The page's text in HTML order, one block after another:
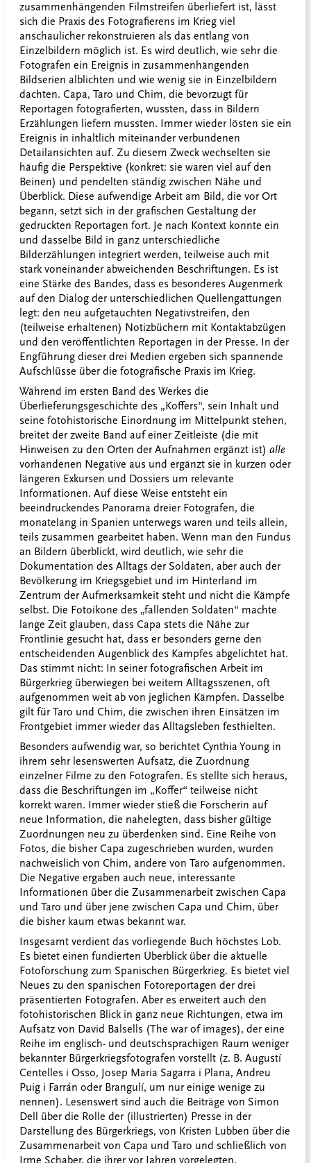
zusammenhängenden Filmstreifen überliefert ist, lässt
sich die Praxis des Fotografierens im Krieg viel
anschaulicher rekonstruieren als das entlang von
Einzelbildern möglich ist. Es wird deutlich, wie sehr die
Fotografen ein Ereignis in zusammenhängenden
Bildserien alblichten und wie wenig sie in Einzelbildern
dachten. Capa, Taro und Chim, die bevorzugt für
Reportagen fotografierten, wussten, dass in Bildern
Erzählungen liefern mussten. Immer wieder lösten sie ein
Ereignis in inhaltlich miteinander verbundenen
Detailansichten auf. Zu diesem Zweck wechselten sie
häufig die Perspektive (konkret: sie waren viel auf den
Beinen) und pendelten ständig zwischen Nähe und
Überblick. Diese aufwendige Arbeit am Bild, die vor Ort
begann, setzt sich in der grafischen Gestaltung der
gedruckten Reportagen fort. Je nach Kontext konnte ein
und dasselbe Bild in ganz unterschiedliche
Bilderzählungen integriert werden, teilweise auch mit
stark voneinander abweichenden Beschriftungen. Es ist
eine Stärke des Bandes, dass es besonderes Augenmerk
auf den Dialog der unterschiedlichen Quellengattungen
legt: den neu aufgetauchten Negativstreifen, den
(teilweise erhaltenen) Notizbüchern mit Kontaktabzügen
und den veröffentlichten Reportagen in der Presse. In der
Engführung dieser drei Medien ergeben sich spannende
Aufschlüsse über die fotografische Praxis im Krieg.
Während im ersten Band des Werkes die
Überlieferungsgeschichte des „Koffers“, sein Inhalt und
seine fotohistorische Einordnung im Mittelpunkt stehen,
breitet der zweite Band auf einer Zeitleiste (die mit
Hinweisen zu den Orten der Aufnahmen ergänzt ist) alle
vorhandenen Negative aus und ergänzt sie in kurzen oder
längeren Exkursen und Dossiers um relevante
Informationen. Auf diese Weise entsteht ein
beeindruckendes Panorama dreier Fotografen, die
monatelang in Spanien unterwegs waren und teils allein,
teils zusammen gearbeitet haben. Wenn man den Fundus
an Bildern überblickt, wird deutlich, wie sehr die
Dokumentation des Alltags der Soldaten, aber auch der
Bevölkerung im Kriegsgebiet und im Hinterland im
Zentrum der Aufmerksamkeit steht und nicht die Kämpfe
selbst. Die Fotoikone des „fallenden Soldaten“ machte
lange Zeit glauben, dass Capa stets die Nähe zur
Frontlinie gesucht hat, dass er besonders gerne den
entscheidenden Augenblick des Kampfes abgelichtet hat.
Das stimmt nicht: In seiner fotografischen Arbeit im
Bürgerkrieg überwiegen bei weitem Alltagsszenen, oft
aufgenommen weit ab von jeglichen Kämpfen. Dasselbe
gilt für Taro und Chim, die zwischen ihren Einsätzen im
Frontgebiet immer wieder das Alltagsleben festhielten.
Besonders aufwendig war, so berichtet Cynthia Young in
ihrem sehr lesenswerten Aufsatz, die Zuordnung
einzelner Filme zu den Fotografen. Es stellte sich heraus,
dass die Beschriftungen im „Koffer“ teilweise nicht
korrekt waren. Immer wieder stieß die Forscherin auf
neue Information, die nahelegten, dass bisher gültige
Zuordnungen neu zu überdenken sind. Eine Reihe von
Fotos, die bisher Capa zugeschrieben wurden, wurden
nachweislich von Chim, andere von Taro aufgenommen.
Die Negative ergaben auch neue, interessante
Informationen über die Zusammenarbeit zwischen Capa
und Taro und über jene zwischen Capa und Chim, über
die bisher kaum etwas bekannt war.
Insgesamt verdient das vorliegende Buch höchstes Lob.
Es bietet einen fundierten Überblick über die aktuelle
Fotoforschung zum Spanischen Bürgerkrieg. Es bietet viel
Neues zu den spanischen Fotoreportagen der drei
präsentierten Fotografen. Aber es erweitert auch den
fotohistorischen Blick in ganz neue Richtungen, etwa im
Aufsatz von David Balsells (The war of images), der eine
Reihe im englisch- und deutschsprachigen Raum weniger
bekannter Bürgerkriegsfotografen vorstellt (z. B. Augustí
Centelles i Osso, Josep Maria Sagarra i Plana, Andreu
Puig i Farrán oder Brangulí, um nur einige wenige zu
nennen). Lesenswert sind auch die Beiträge von Simon
Dell über die Rolle der (illustrierten) Presse in der
Darstellung des Bürgerkriegs, von Kristen Lubben über die
Zusammenarbeit von Capa und Taro und schließlich von